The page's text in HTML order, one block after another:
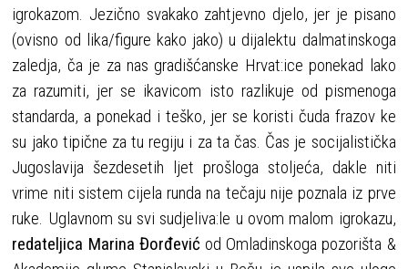
igrokazom. Jezično svakako zahtjevno djelo, jer je pisano
(ovisno od lika/figure kako jako) u dijalektu dalmatinskoga
zaledja, ča je za nas gradišćanske Hrvat:ice ponekad lako
za razumiti, jer se ikavicom isto razlikuje od pismenoga
standarda, a ponekad i teško, jer se koristi čuda frazov ke
su jako tipične za tu regiju i za ta čas. Čas je socijalistička
Jugoslavija šezdesetih ljet prošloga stoljeća, dakle niti
vrime niti sistem cijela runda na tečaju nije poznala iz prve
ruke. Uglavnom su svi sudjeliva:le u ovom malom igrokazu,
redateljica Marina Đorđević od Omladinskoga pozorišta &